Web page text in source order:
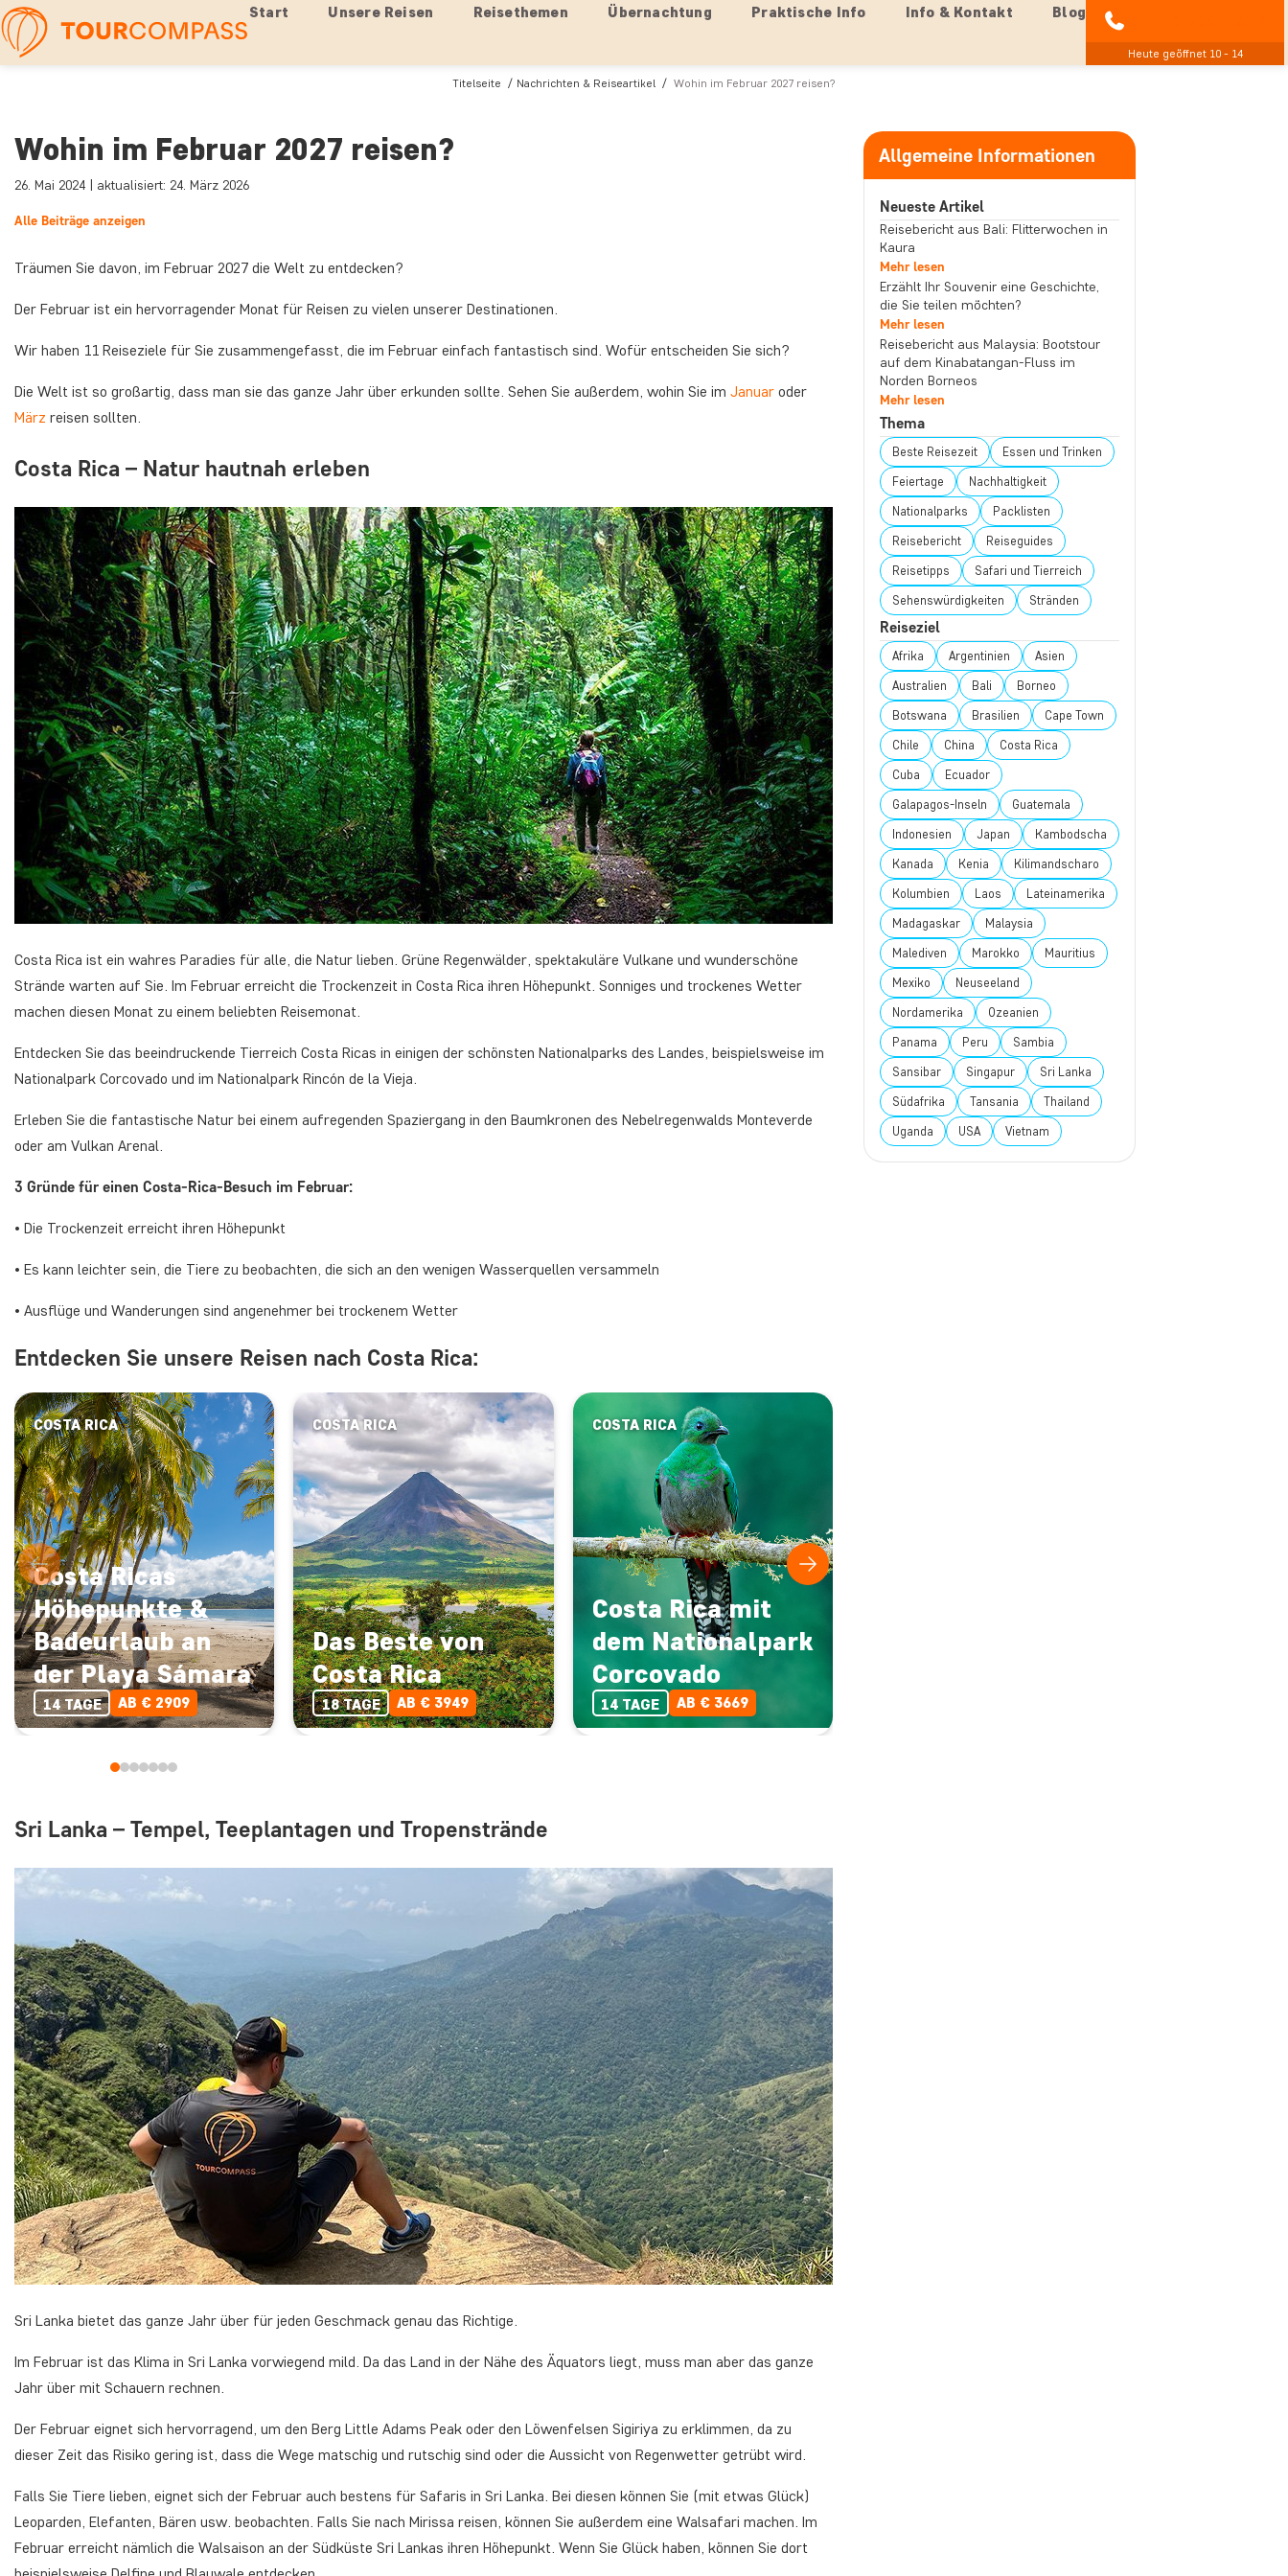
Start Unsere Reisen Reisethemen Übernachtung Praktische Info Info & Kontakt Blog
Heute geöffnet 10 - 14
Titelseite Nachrichten & Reiseartikel Wohin im Februar 2027 reisen?
Wohin im Februar 2027 reisen?
26. Mai 2024 | aktualisiert: 24. März 2026
Alle Beiträge anzeigen
Träumen Sie davon, im Februar 2027 die Welt zu entdecken?
Der Februar ist ein hervorragender Monat für Reisen zu vielen unserer Destinationen.
Wir haben 11 Reiseziele für Sie zusammengefasst, die im Februar einfach fantastisch sind. Wofür entscheiden Sie sich?
Die Welt ist so großartig, dass man sie das ganze Jahr über erkunden sollte. Sehen Sie außerdem, wohin Sie im Januar oder
März reisen sollten.
Costa Rica – Natur hautnah erleben
Costa Rica ist ein wahres Paradies für alle, die Natur lieben. Grüne Regenwälder, spektakuläre Vulkane und wunderschöne
Strände warten auf Sie. Im Februar erreicht die Trockenzeit in Costa Rica ihren Höhepunkt. Sonniges und trockenes Wetter
machen diesen Monat zu einem beliebten Reisemonat.
Entdecken Sie das beeindruckende Tierreich Costa Ricas in einigen der schönsten Nationalparks des Landes, beispielsweise im
Nationalpark Corcovado und im Nationalpark Rincón de la Vieja.
Erleben Sie die fantastische Natur bei einem aufregenden Spaziergang in den Baumkronen des Nebelregenwalds Monteverde
oder am Vulkan Arenal.
3 Gründe für einen Costa-Rica-Besuch im Februar:
• Die Trockenzeit erreicht ihren Höhepunkt
• Es kann leichter sein, die Tiere zu beobachten, die sich an den wenigen Wasserquellen versammeln
• Ausflüge und Wanderungen sind angenehmer bei trockenem Wetter
Entdecken Sie unsere Reisen nach Costa Rica:
COSTA RICA
Costa Ricas
Höhepunkte &
Badeurlaub an
der Playa Sámara
14 TAGE AB € 2909
COSTA RICA
Das Beste von
Costa Rica
18 TAGE AB € 3949
COSTA RICA
Costa Rica mit
dem Nationalpark
Corcovado
14 TAGE AB € 3669
Sri Lanka – Tempel, Teeplantagen und Tropenstrände
Sri Lanka bietet das ganze Jahr über für jeden Geschmack genau das Richtige.
Im Februar ist das Klima in Sri Lanka vorwiegend mild. Da das Land in der Nähe des Äquators liegt, muss man aber das ganze
Jahr über mit Schauern rechnen.
Der Februar eignet sich hervorragend, um den Berg Little Adams Peak oder den Löwenfelsen Sigiriya zu erklimmen, da zu
dieser Zeit das Risiko gering ist, dass die Wege matschig und rutschig sind oder die Aussicht von Regenwetter getrübt wird.
Falls Sie Tiere lieben, eignet sich der Februar auch bestens für Safaris in Sri Lanka. Bei diesen können Sie (mit etwas Glück)
Leoparden, Elefanten, Bären usw. beobachten. Falls Sie nach Mirissa reisen, können Sie außerdem eine Walsafari machen. Im
Februar erreicht nämlich die Walsaison an der Südküste Sri Lankas ihren Höhepunkt. Wenn Sie Glück haben, können Sie dort
Allgemeine Informationen
Neueste Artikel
Reisebericht aus Bali: Flitterwochen in
Kaura
Mehr lesen
Erzählt Ihr Souvenir eine Geschichte,
die Sie teilen möchten?
Mehr lesen
Reisebericht aus Malaysia: Bootstour
auf dem Kinabatangan-Fluss im
Norden Borneos
Mehr lesen
Thema
Beste Reisezeit Essen und Trinken
Feiertage Nachhaltigkeit
Nationalparks Packlisten
Reisebericht Reiseguides
Reisetipps Safari und Tierreich
Sehenswürdigkeiten Stränden
Reiseziel
Afrika Argentinien Asien
Australien Bali Borneo
Botswana Brasilien Cape Town
Chile China Costa Rica
Cuba Ecuador
Galapagos-Inseln Guatemala
Indonesien Japan Kambodscha
Kanada Kenia Kilimandscharo
Kolumbien Laos Lateinamerika
Madagaskar Malaysia
Malediven Marokko Mauritius
Mexiko Neuseeland
Nordamerika Ozeanien
Panama Peru Sambia
Sansibar Singapur Sri Lanka
Südafrika Tansania Thailand
Uganda USA Vietnam